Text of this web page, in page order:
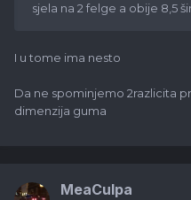
sjela na 2 felge a obije 8,5
I u tome ima nesto
Da ne spominjemo 2razlicita
dimenzija guma
MeaCulpa